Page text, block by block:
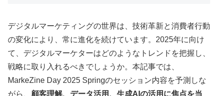
デジタルマーケティングの世界は、技術革新と消費者行動
の変化により、常に進化を続けています。2025年に向け
て、デジタルマーケターはどのようなトレンドを把握し、
戦略に取り入れるべきでしょうか。本記事では、
MarkeZine Day 2025 Springのセッション内容を予測しな
がら、 顧客理解、データ活用、生成AIの活用に焦点を当